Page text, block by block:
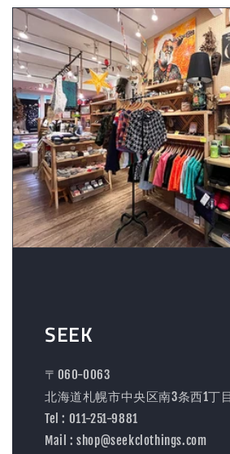
SEEK
〒060-0063
北海道札幌市中央区南3条西1丁
Tel : 011-251-9881
Mail : shop@seekclothings.com